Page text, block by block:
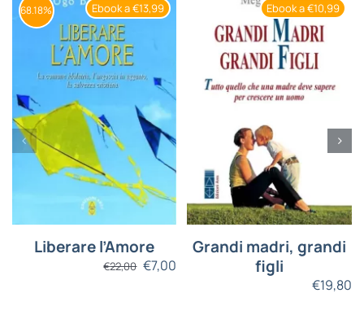
Ebook a €13,99
68.18%
Liberare l’Amore
€22,00 €7,00
Ebook a €10,99
Grandi madri, grandi
figli
€19,80